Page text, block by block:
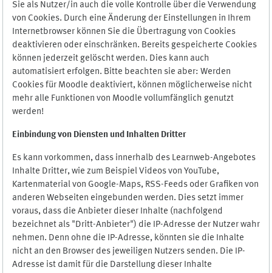
Sie als Nutzer/in auch die volle Kontrolle über die Verwendung
von Cookies. Durch eine Änderung der Einstellungen in Ihrem
Internetbrowser können Sie die Übertragung von Cookies
deaktivieren oder einschränken. Bereits gespeicherte Cookies
können jederzeit gelöscht werden. Dies kann auch
automatisiert erfolgen. Bitte beachten sie aber: Werden
Cookies für Moodle deaktiviert, können möglicherweise nicht
mehr alle Funktionen von Moodle vollumfänglich genutzt
werden!
Einbindung von Diensten und Inhalten Dritter
Es kann vorkommen, dass innerhalb des Learnweb-Angebotes
Inhalte Dritter, wie zum Beispiel Videos von YouTube,
Kartenmaterial von Google-Maps, RSS-Feeds oder Grafiken von
anderen Webseiten eingebunden werden. Dies setzt immer
voraus, dass die Anbieter dieser Inhalte (nachfolgend
bezeichnet als "Dritt-Anbieter") die IP-Adresse der Nutzer wahr
nehmen. Denn ohne die IP-Adresse, könnten sie die Inhalte
nicht an den Browser des jeweiligen Nutzers senden. Die IP-
Adresse ist damit für die Darstellung dieser Inhalte